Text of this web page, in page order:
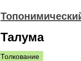
Талума
Толкование